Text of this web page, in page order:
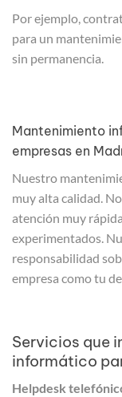
Por ejemplo,
para un
sin permanencia.
Mantenimiento
empresas en
Nuestro
muy alta calidad.
atención muy
experimentados.
responsabilidad
empresa como tu
Servicios que
informático
Helpdesk